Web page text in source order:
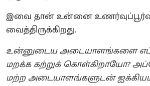
இவை தான் உன்னை
வைத்திருக்கிறது.
உன்னுடைய அடையாளங்களை
மறக்க கற்றுக் கொள்கிறாயோ?
மற்ற அடையாளங்களுடன்